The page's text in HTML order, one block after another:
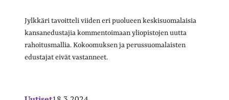
Jylkkäri tavoitteli viiden eri puolueen keskisuomalaisia
kansanedustajia kommentoimaan yliopistojen uutta
rahoitusmallia. Kokoomuksen ja perussuomalaisten
edustajat eivät vastanneet.